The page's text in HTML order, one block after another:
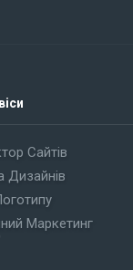
Сайтів
Дизайнів
Маркетинг